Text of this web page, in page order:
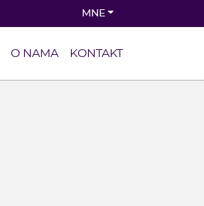
MNE
O NAMA KONTAKT